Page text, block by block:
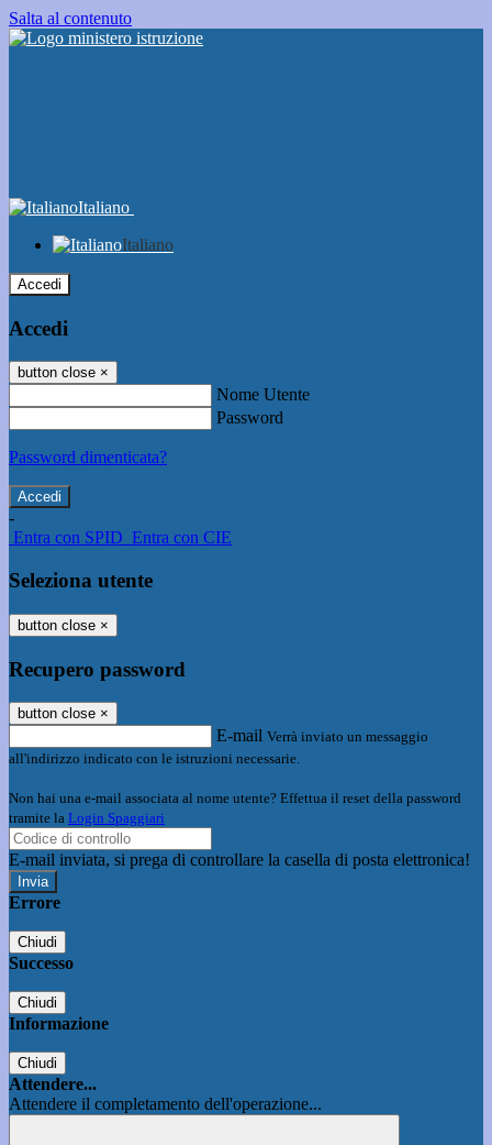
Salta al contenuto
Italiano
Italiano
Accedi
Accedi
button close ×
Nome Utente
Password
Password dimenticata?
-
Entra con SPID Entra con CIE
Seleziona utente
button close ×
Recupero password
button close ×
E-mail Verrà inviato un messaggio
all'indirizzo indicato con le istruzioni necessarie.
Non hai una e-mail associata al nome utente? Effettua il reset della password
tramite la Login Spaggiari
E-mail inviata, si prega di controllare la casella di posta elettronica!
Errore
Chiudi
Successo
Chiudi
Informazione
Chiudi
Attendere...
Attendere il completamento dell'operazione...